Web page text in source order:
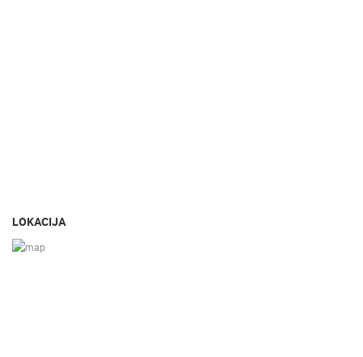
LOKACIJA